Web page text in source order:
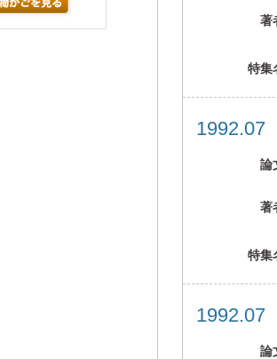
著
特集
論
著
特集
論